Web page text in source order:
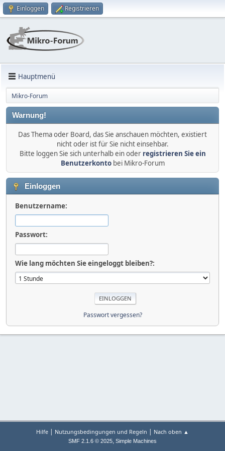
Einloggen Registrieren
Hauptmenü
Mikro-Forum
Warnung!
Das Thema oder Board, das Sie anschauen möchten, existiert
nicht oder ist für Sie nicht einsehbar.
Bitte loggen Sie sich unterhalb ein oder registrieren Sie ein
Benutzerkontobei Mikro-Forum
Einloggen
Benutzername:
Passwort:
Wie lang möchten Sie eingeloggt bleiben?:
Passwort vergessen?
Hilfe | Nutzungsbedingungen und Regeln | Nach oben ▲
SMF 2.1.6 © 2025, Simple Machines